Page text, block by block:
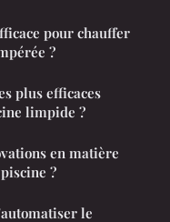
pour chauffer
?
plus efficaces
limpide ?
en matière
?
le